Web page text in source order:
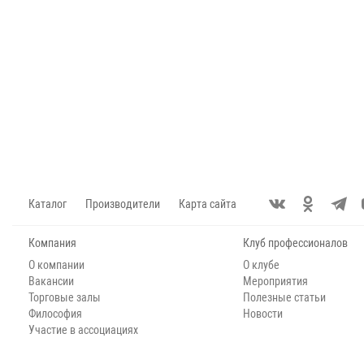
Каталог Производители Карта сайта
Компания
О компании
Вакансии
Торговые залы
Философия
Участие в ассоциациях
Клуб профессионалов
О клубе
Мероприятия
Полезные статьи
Новости